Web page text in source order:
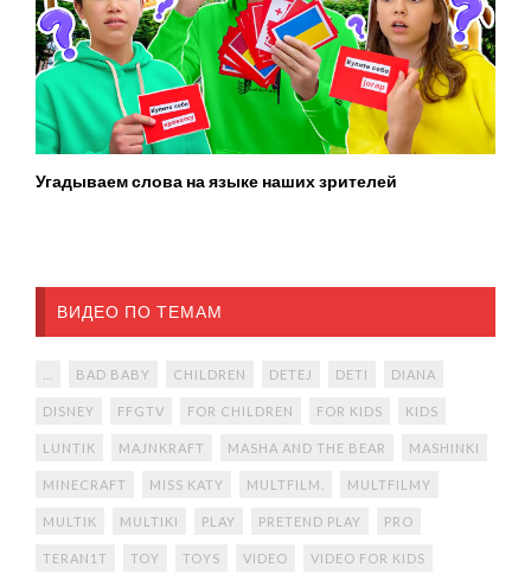
Угадываем слова на языке наших зрителей
ВИДЕО ПО ТЕМАМ
BAD BABY CHILDREN DETEJ DETI DIANA
DISNEY FFGTV FOR CHILDREN FOR KIDS KIDS
LUNTIK MAJNKRAFT MASHA AND THE BEAR MASHINKI
MINECRAFT MISS KATY MULTFILM. MULTFILMY
MULTIK MULTIKI PLAY PRETEND PLAY PRO
TERAN1T TOY TOYS VIDEO VIDEO FOR KIDS